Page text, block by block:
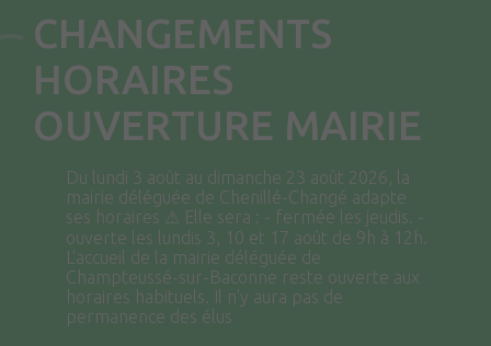
CHANGEMENTS
HORAIRES
OUVERTURE MAIRIE
Du lundi 3 août au dimanche 23 août 2026, la
mairie déléguée de Chenillé-Changé adapte
ses horaires ⚠ Elle sera : - fermée les jeudis. -
ouverte les lundis 3, 10 et 17 août de 9h à 12h.
L'accueil de la mairie déléguée de
Champteussé-sur-Baconne reste ouverte aux
horaires habituels. Il n'y aura pas de
permanence des élus